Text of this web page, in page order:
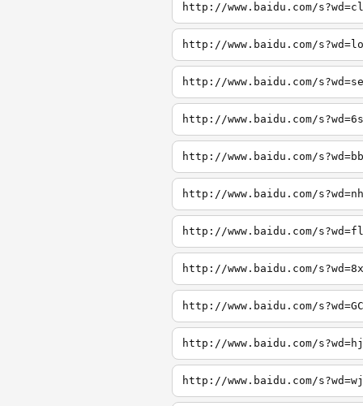
http://www.baidu.com/
http://www.baidu.com/
http://www.baidu.com/
http://www.baidu.com/
http://www.baidu.com/
http://www.baidu.com/
http://www.baidu.com/
http://www.baidu.com/
http://www.baidu.com/
http://www.baidu.com/
http://www.baidu.com/